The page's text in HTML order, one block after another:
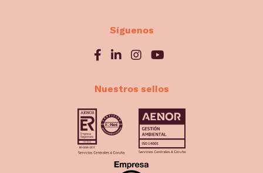
Síguenos
Nuestros sellos